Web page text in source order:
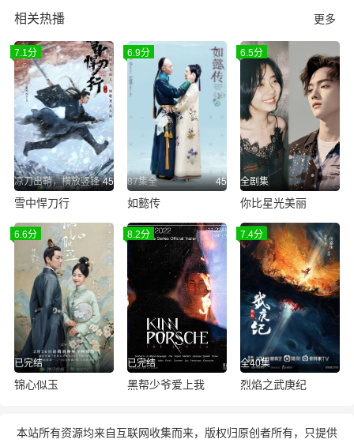
相关热播 更多
7.1分
凉刀出鞘，横放竖锋 45
雪中悍刀行
6.9分
87集全 45
如懿传
6.5分
全剧集
你比星光美丽
6.6分
已完结
锦心似玉
8.2分
已完结
黑帮少爷爱上我
7.4分
全40集
烈焰之武庚纪
本站所有资源均来自互联网收集而来，版权归原创者所有，只提供